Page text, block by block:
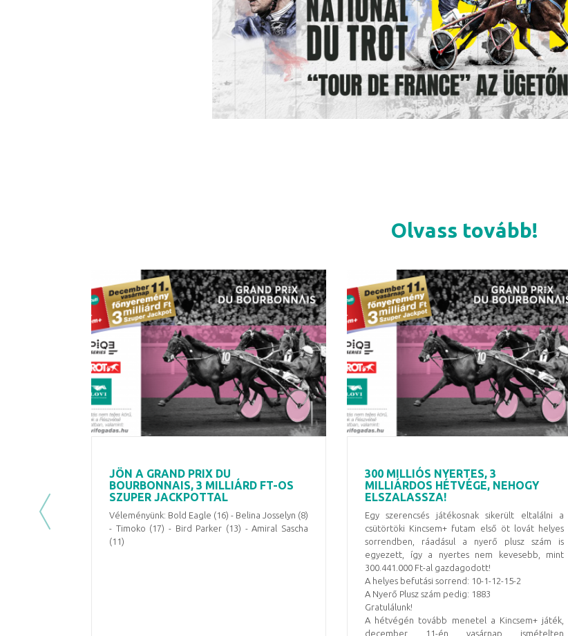
Olvass tovább!
JÖN A GRAND PRIX DU
BOURBONNAIS, 3 MILLIÁRD FT-OS
SZUPER JACKPOTTAL
Véleményünk: Bold Eagle (16) - Belina Josselyn (8)
- Timoko (17) - Bird Parker (13) - Amiral Sascha
(11)
300 MILLIÓS NYERTES, 3
MILLIÁRDOS HÉTVÉGE, NEHOGY
ELSZALASSZA!
Egy szerencsés játékosnak sikerült eltalálni a
csütörtöki Kincsem+ futam első öt lovát helyes
sorrendben, ráadásul a nyerő plusz szám is
egyezett, így a nyertes nem kevesebb, mint
300.441.000 Ft-al gazdagodott!
A helyes befutási sorrend: 10-1-12-15-2
A Nyerő Plusz szám pedig: 1883
Gratulálunk!
A hétvégén tovább menetel a Kincsem+ játék,
december 11-én vasárnap ismételten
Previous